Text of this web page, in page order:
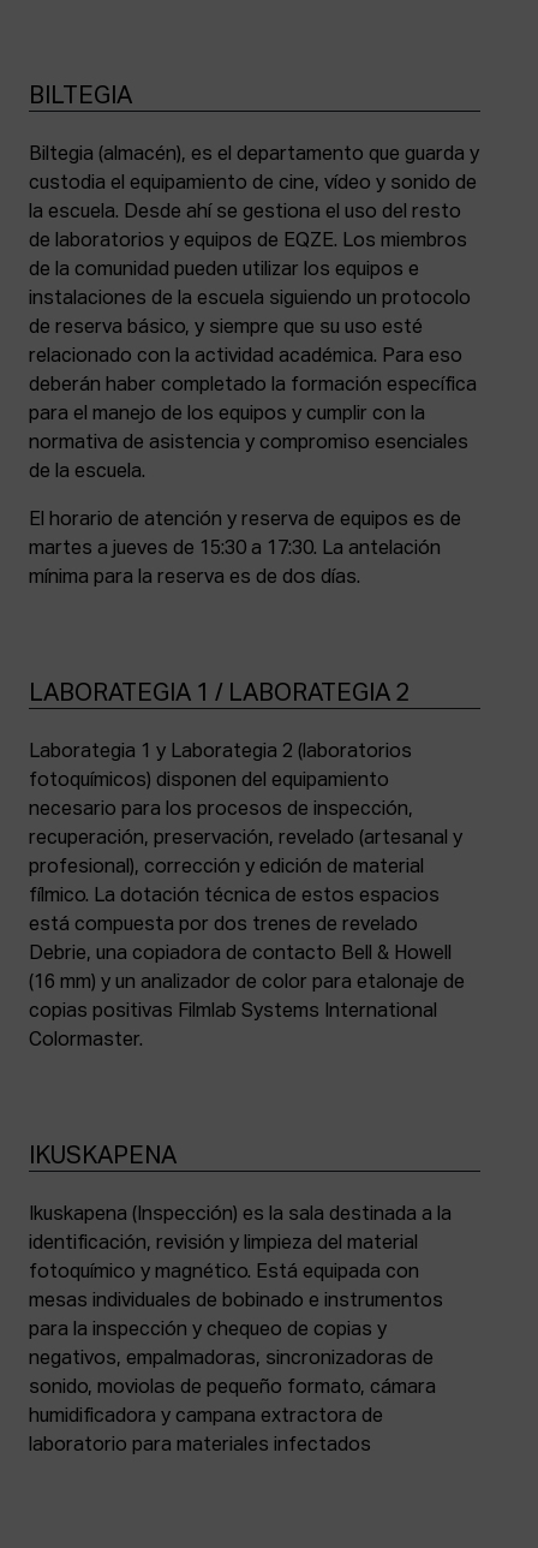
BILTEGIA
Biltegia (almacén), es el departamento que guarda y
custodia el equipamiento de cine, vídeo y sonido de
la escuela. Desde ahí se gestiona el uso del resto
de laboratorios y equipos de EQZE. Los miembros
de la comunidad pueden utilizar los equipos e
instalaciones de la escuela siguiendo un protocolo
de reserva básico, y siempre que su uso esté
relacionado con la actividad académica. Para eso
deberán haber completado la formación específica
para el manejo de los equipos y cumplir con la
normativa de asistencia y compromiso esenciales
de la escuela.
El horario de atención y reserva de equipos es de
martes a jueves de 15:30 a 17:30. La antelación
mínima para la reserva es de dos días.
LABORATEGIA 1 / LABORATEGIA 2
Laborategia 1 y Laborategia 2 (laboratorios
fotoquímicos) disponen del equipamiento
necesario para los procesos de inspección,
recuperación, preservación, revelado (artesanal y
profesional), corrección y edición de material
fílmico. La dotación técnica de estos espacios
está compuesta por dos trenes de revelado
Debrie, una copiadora de contacto Bell & Howell
(16 mm) y un analizador de color para etalonaje de
copias positivas Filmlab Systems International
Colormaster.
IKUSKAPENA
Ikuskapena (Inspección) es la sala destinada a la
identificación, revisión y limpieza del material
fotoquímico y magnético. Está equipada con
mesas individuales de bobinado e instrumentos
para la inspección y chequeo de copias y
negativos, empalmadoras, sincronizadoras de
sonido, moviolas de pequeño formato, cámara
humidificadora y campana extractora de
laboratorio para materiales infectados